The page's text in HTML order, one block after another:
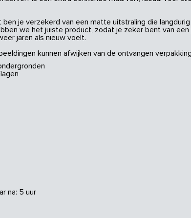
ben je verzekerd van een matte uitstraling die
we het juiste product, zodat je zeker bent van
jaren als nieuw voelt.
kunnen afwijken van de ontvangen
na: 5 uur